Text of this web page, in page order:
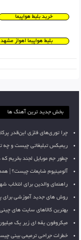
خرید بلیط هواپیما
بلیط هواپیما اهواز مشهد
بخش جدید ترین آهنگ ها
چرا توری‌های فلزی این‌قدر
ریمیکس تبلیغاتی چیست و چه
چطور جم موبایل لجند بخریم
آلومینیوم ضایعات چیست؟ |
راهنمای والدین برای انتخاب
روش های جدید آموزشی برای
بهترین کالاهای سایت های
میکروفون یقه ای زیر یک
خطرات جراحی ترمیمی بینی